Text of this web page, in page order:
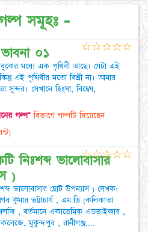
গল্প সমূহঃ -
০১
মধ্যে এক পৃথিবী আছে। যেটা এই
এই পৃথিবীর মতো বিশ্রী না। আমার
সুন্দর। সেখানে হিংসা, বিদ্বেষ,
গল্প"বিভাগে গল্পটি দিয়েছেন
☆☆☆☆☆
নিঃশব্দ ভালোবাসার
)
ভালোবাসার ছোট উপন্যাস ) লেখক:
কুমার ভট্টাচার্য , এম.ডি (কলিকাতা
, বর্তমানে একাডেমিক এডভাইজার ,
কলেজে, মুকুন্দপুর , রানীগঞ্জ....
☆☆☆☆☆